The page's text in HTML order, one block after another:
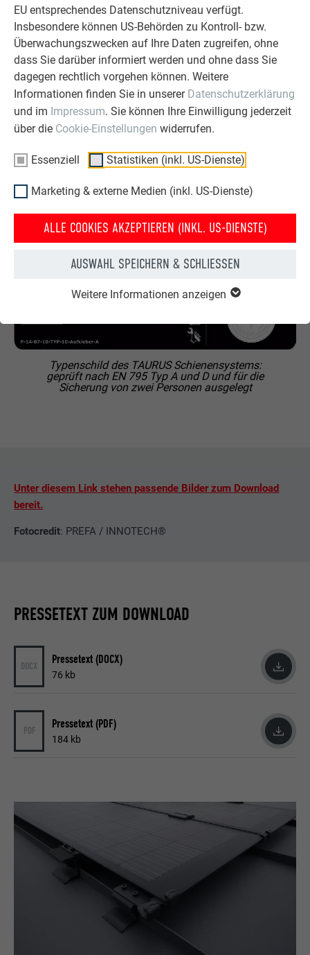
EU entsprechendes Datenschutzniveau verfügt.
Insbesondere können US-Behörden zu Kontroll- bzw.
Überwachungszwecken auf Ihre Daten zugreifen, ohne
dass Sie darüber informiert werden und ohne dass Sie
dagegen rechtlich vorgehen können. Weitere
Informationen finden Sie in unserer Datenschutzerklärung
und im Impressum. Sie können Ihre Einwilligung jederzeit
über die Cookie-Einstellungen widerrufen.
Essenziell Statistiken (inkl. US-Dienste)
Marketing & externe Medien (inkl. US-Dienste)
ALLE COOKIES AKZEPTIEREN (INKL. US-DIENSTE)
AUSWAHL SPEICHERN & SCHLIESSEN
Weitere Informationen anzeigen
an die PREFA Kleinformat-Dacheindeckung wurde von PREFA
in Zusammenarbeit mit den Arbeitsschutz-Experten von
INNOTECH®entwickelt. Sie erfolgt mittels der bewährten
Fußteile und ermöglicht somit eine rasche und fachgerechte
Montage. In Kombination mit Einzelanschlagpunkten bildet
es das passende Sicherungssystem speziell für
Solaranlagen. Die komplette Anschlageinrichtung ist nach
EN 795 Typ A und D geprüftund für dieSicherung von zwei
Typenschild des TAURUS Schienensystems:
geprüft nach EN 795 Typ A und D und für die
Sicherung von zwei Personen ausgelegt
Unter diesem Link stehen passende Bilder zum Download
bereit.
Fotocredit: PREFA / INNOTECH®
PRESSETEXT ZUM DOWNLOAD
DOCX Pressetext (DOCX)
76 kb
PDF Pressetext (PDF)
184 kb